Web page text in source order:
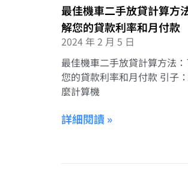
最佳機車二手放貸計算方
解您的貸款利率和月付款
2024 年 2 月 5 日
最佳機車二手放貸計算方法
您的貸款利率和月付款 引子
麼計算機
詳細閱讀 »